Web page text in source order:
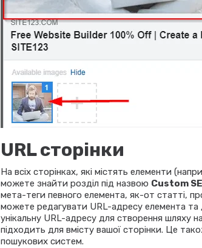
URL сторінки
На всіх сторінках, які містять елементи
можете знайти розділ під назвою Custom
мета-теги певного елемента, як-от статті,
можете редагувати URL-адресу елемента
унікальну URL-адресу для створення шляху
підходить для вмісту вашої сторінки. Це
пошукових систем.